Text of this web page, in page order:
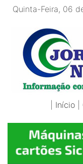
Quinta-Feira, 06
Início